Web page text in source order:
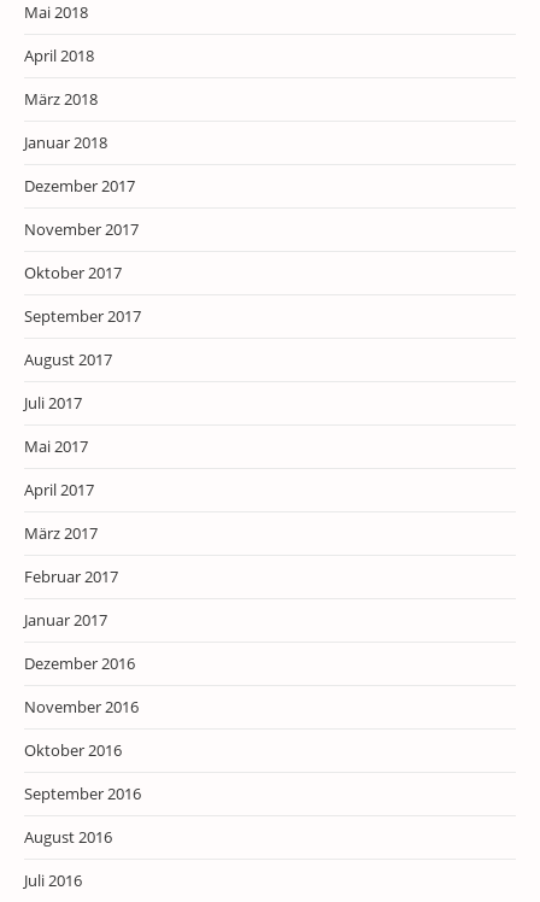
Mai 2018
April 2018
März 2018
Januar 2018
Dezember 2017
November 2017
Oktober 2017
September 2017
August 2017
Juli 2017
Mai 2017
April 2017
März 2017
Februar 2017
Januar 2017
Dezember 2016
November 2016
Oktober 2016
September 2016
August 2016
Juli 2016